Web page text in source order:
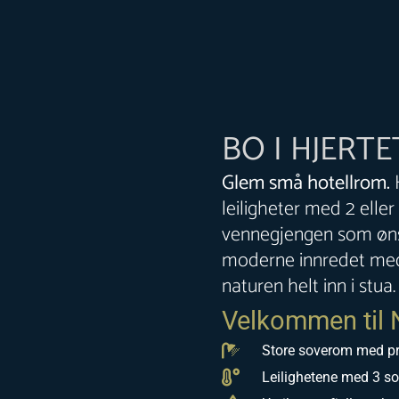
BO I
Glem små hotellrom.
leiligheter med 2
vennegjengen som
moderne innredet
naturen helt inn i stua.
Velkommen til
Store soverom med
Leilighetene med 3